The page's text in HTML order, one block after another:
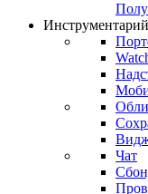
Инструментарий